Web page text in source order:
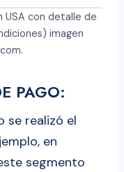
USA con detalle de
imagen
PAGO:
se realizó el
en
segmento